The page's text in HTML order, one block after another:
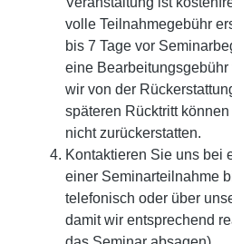
volle Teilnahmegebühr
bis 7 Tage vor
eine
wir von der
späteren Rücktritt
nicht zurückerstatten.
Kontaktieren Sie uns bei
einer Seminarteilnahme
telefonisch oder über
damit wir entsprechend